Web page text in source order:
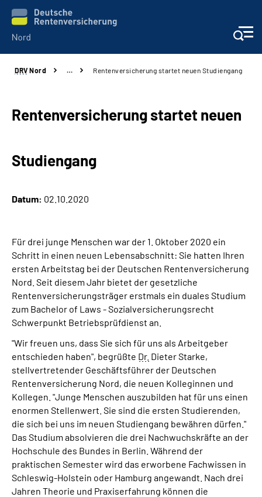
Aktuelles
Services
Über uns
Online-Services
Inhalte in Gebärdensprache (DGS)
Suche
Mein Kundenportal
DRV Nord … Rentenversicherung startet neuen Studiengang
Rentenversicherung startet neuen
Studiengang
Datum: 02.10.2020
Für drei junge Menschen war der 1. Oktober 2020 ein
Schritt in einen neuen Lebensabschnitt: Sie hatten Ihren
ersten Arbeitstag bei der Deutschen Rentenversicherung
Nord. Seit diesem Jahr bietet der gesetzliche
Rentenversicherungsträger erstmals ein duales Studium
zum Bachelor of Laws - Sozialversicherungsrecht
Schwerpunkt Betriebsprüfdienst an.
"Wir freuen uns, dass Sie sich für uns als Arbeitgeber
entschieden haben", begrüßte Dr. Dieter Starke,
stellvertretender Geschäftsführer der Deutschen
Rentenversicherung Nord, die neuen Kolleginnen und
Kollegen. "Junge Menschen auszubilden hat für uns einen
enormen Stellenwert. Sie sind die ersten Studierenden,
die sich bei uns im neuen Studiengang bewähren dürfen."
Das Studium absolvieren die drei Nachwuchskräfte an der
Hochschule des Bundes in Berlin. Während der
praktischen Semester wird das erworbene Fachwissen in
Schleswig-Holstein oder Hamburg angewandt. Nach drei
Jahren Theorie und Praxiserfahrung können die